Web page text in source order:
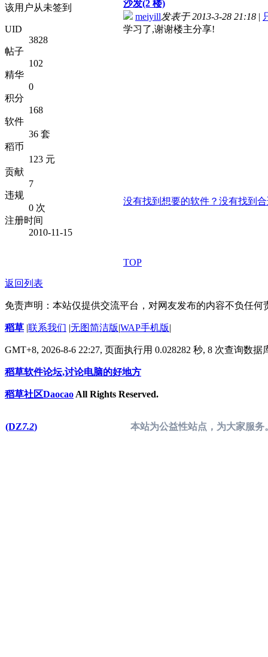
该用户从未签到
UID
3828
帖子
102
精华
0
积分
168
软件
36 套
稻币
123 元
贡献
7
违规
0 次
注册时间
2010-11-15
沙发(2 楼)
meiyill发表于 2013-3-28 21:18 |
学习了,谢谢楼主分享!
没有找到想要的软件？没有找到
TOP
返回列表
免责声明：本站仅提供交流平台，对网友发布的内容不负任
稻草 |联系我们 |无图简洁版|WAP手机版|
GMT+8, 2026-8-6 22:27, 页面执行用 0.028282 秒, 8 次查询数
稻草软件论坛,讨论电脑的好地方
稻草社区Daocao All Rights Reserved.
(DZ7.2) 本站为公益性站点，为大家服